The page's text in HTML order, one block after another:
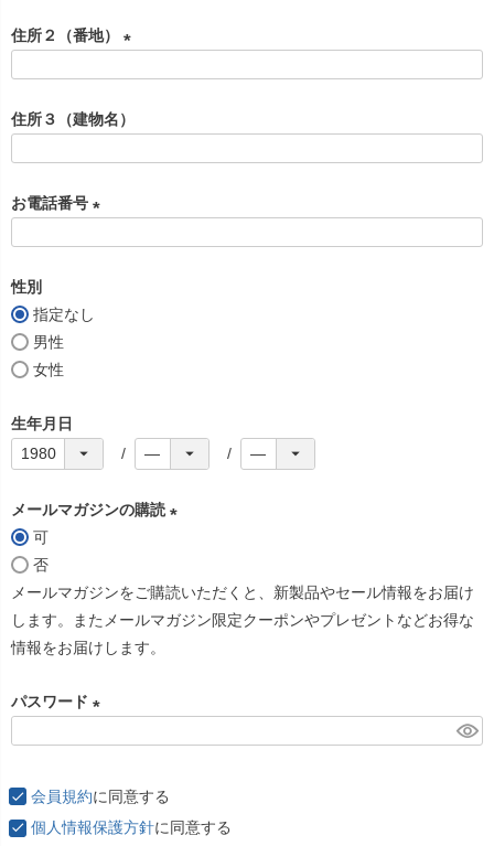
住所２（番地）
須
住所３（建物名）
お電話番号
性別
指定なし
男性
女性
生年月日
メールマガジンの購読
須
)
可
否
メールマガジンをご購読いただくと、新製品やセール情報をお届け
します。またメールマガジン限定クーポンやプレゼントなどお得な
情報をお届けします。
パスワード
須
)
会員規約に同意する
個人情報保護方針に同意する